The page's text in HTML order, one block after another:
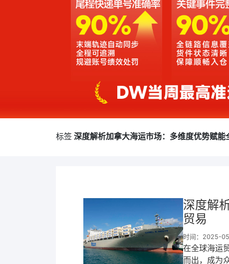
标签 深度解析加拿大海运市场：多维度优势赋能
深度解
贸易​
时间：2025-
在全球海运
而出，成为